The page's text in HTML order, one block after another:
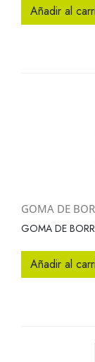
Añadir al
GOMA DE
GOMA DE
Añadir al